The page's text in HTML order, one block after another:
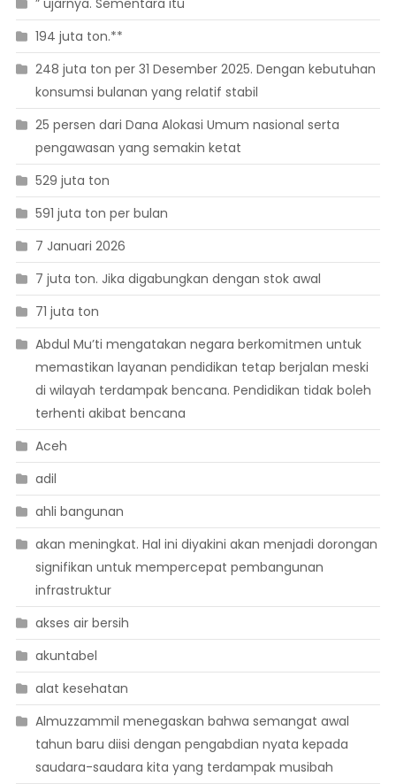
” ujarnya. Sementara itu
194 juta ton.**
248 juta ton per 31 Desember 2025. Dengan kebutuhan
konsumsi bulanan yang relatif stabil
25 persen dari Dana Alokasi Umum nasional serta
pengawasan yang semakin ketat
529 juta ton
591 juta ton per bulan
7 Januari 2026
7 juta ton. Jika digabungkan dengan stok awal
71 juta ton
Abdul Mu’ti mengatakan negara berkomitmen untuk
memastikan layanan pendidikan tetap berjalan meski
di wilayah terdampak bencana. Pendidikan tidak boleh
terhenti akibat bencana
Aceh
adil
ahli bangunan
akan meningkat. Hal ini diyakini akan menjadi dorongan
signifikan untuk mempercepat pembangunan
infrastruktur
akses air bersih
akuntabel
alat kesehatan
Almuzzammil menegaskan bahwa semangat awal
tahun baru diisi dengan pengabdian nyata kepada
saudara-saudara kita yang terdampak musibah